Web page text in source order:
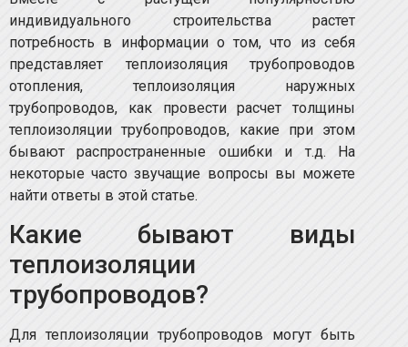
индивидуального строительства растет
потребность в информации о том, что из себя
представляет теплоизоляция трубопроводов
отопления, теплоизоляция наружных
трубопроводов, как провести расчет толщины
теплоизоляции трубопроводов, какие при этом
бывают распространенные ошибки и т.д. На
некоторые часто звучащие вопросы вы можете
найти ответы в этой статье.
Какие бывают виды
теплоизоляции
трубопроводов?
Для теплоизоляции трубопроводов могут быть